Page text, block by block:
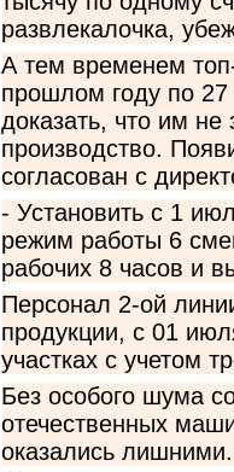
развлекалочка,
А тем временем
прошлом году по
доказать, что им
производство.
согласован с
- Установить с 1
режим работы 6
рабочих 8 часов и
Персонал 2-ой
продукции, с 01
участках с учетом
Без особого шума
отечественных
оказались